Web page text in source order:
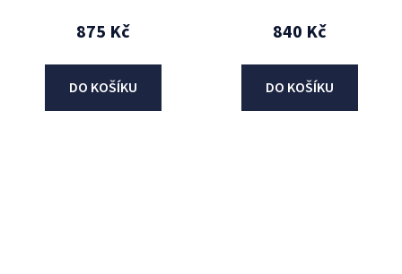
875 Kč
DO KOŠÍKU
840 Kč
DO KOŠÍKU